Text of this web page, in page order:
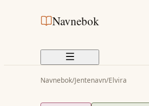
Navnebok
Navnebok/Jentenavn/Elvira